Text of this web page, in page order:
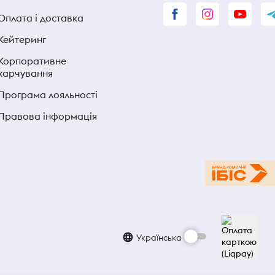
і доставка
лояльності
інформація
Українська